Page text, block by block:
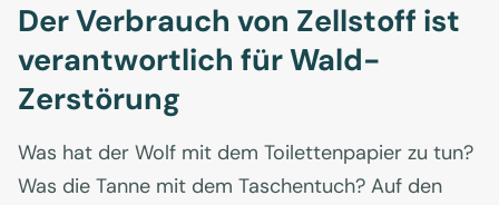
Der Verbrauch von Zellstoff ist
verantwortlich für Wald-
Zerstörung
Was hat der Wolf mit dem Toilettenpapier zu tun?
Was die Tanne mit dem Taschentuch? Auf den